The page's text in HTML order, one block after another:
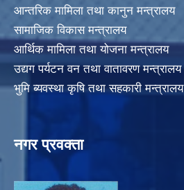
आन्तरिक मामिला तथा कानुन मन्त्रालय
सामाजिक विकास मन्त्रालय
आर्थिक मामिला तथा योजना मन्त्रालय
उद्यग पर्यटन वन तथा वातावरण मन्त्रालय
भुमि ब्यवस्था कृषि तथा सहकारी मन्त्रालय
नगर प्रवक्ता